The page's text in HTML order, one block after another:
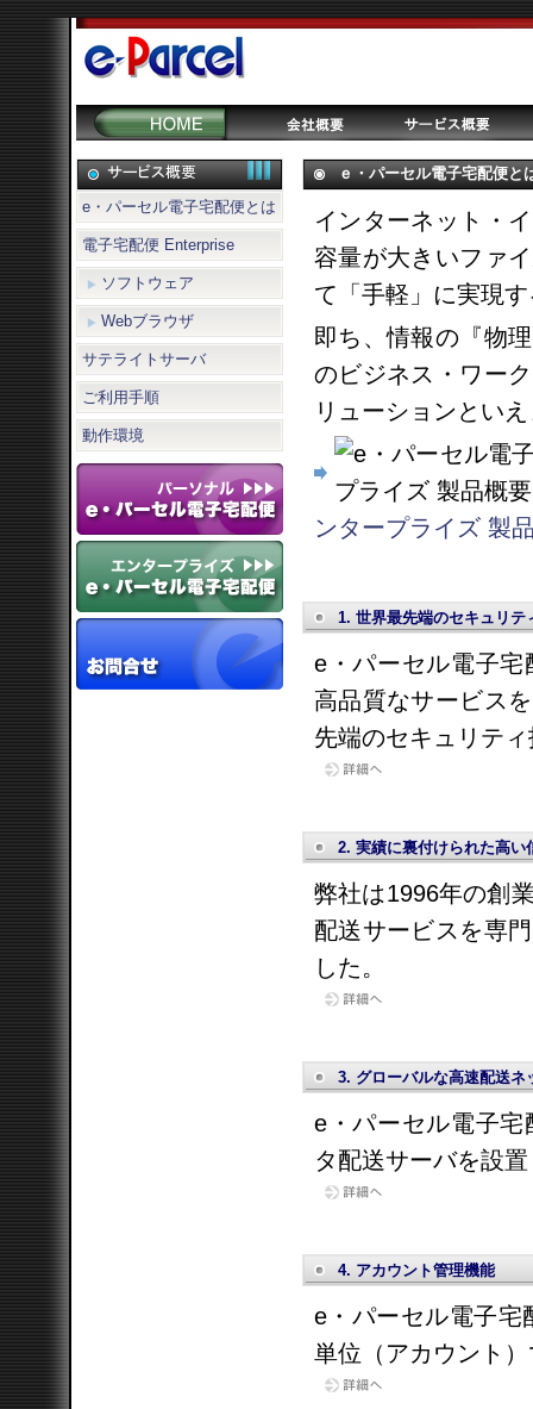
ｅ・パーセル電子宅配便と
インターネット・
容量が大きいファ
て「手軽」に実現
即ち、情報の『物
のビジネス・ワー
リューションとい
ンタープライズ 製
1. 世界最先端のセキュリテ
e・パーセル電子
高品質なサービス
先端のセキュリテ
2. 実績に裏付けられた高い
弊社は1996年の創
配送サービスを専
した。
3. グローバルな高速配送ネ
e・パーセル電子
タ配送サーバを設
4. アカウント管理機能
e・パーセル電子宅
単位（アカウント
e・パーセル電子宅配便とは
電子宅配便 Enterprise
ソフトウェア
Webブラウザ
サテライトサーバ
ご利用手順
動作環境